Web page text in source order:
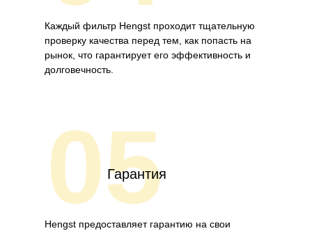
Каждый фильтр Hengst проходит тщательную
проверку качества перед тем, как попасть на
рынок, что гарантирует его эффективность и
долговечность.
05
Гарантия
Hengst предоставляет гарантию на свои